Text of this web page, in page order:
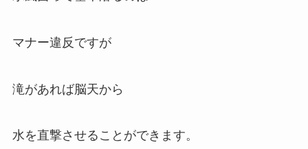
マナー違反ですが
滝があれば脳天から
水を直撃させることができます。